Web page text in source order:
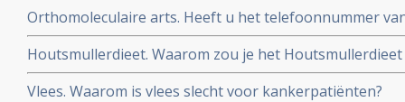
kanker-actueel
Orthomoleculaire arts. Heeft u het telefoonnummer
orthomoleculaire arts?
Houtsmullerdieet. Waarom zou je het
van kanker?
Vlees. Waarom is vlees slecht voor kankerpatiënten?